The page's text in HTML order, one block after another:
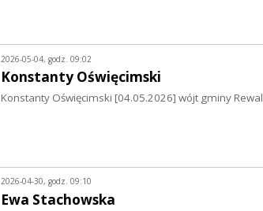
2026-05-04, godz. 09:02
Konstanty Oświęcimski
Konstanty Oświęcimski [04.05.2026] wójt gminy Rewal
2026-04-30, godz. 09:10
Ewa Stachowska